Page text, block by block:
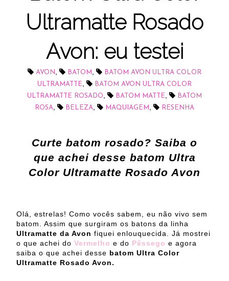
Ultramatte Rosado
Avon: eu testei
AVON, BATOM ,
BATOM AVON ULTRA COLOR
ULTRAMATTE,
BATOM AVON ULTRA COLOR
ULTRAMATTE ROSADO, BATOM MATTE,
BATOM
ROSA, BELEZA, MAQUIAGEM , RESENHA
Curte batom rosado? Saiba o
que achei desse batom Ultra
Color Ultramatte Rosado Avon
Olá, estrelas! Como vocês sabem, eu não vivo sem
batom. Assim que surgiram os batons da linha
Ultramatte da Avon fiquei enlouquecida. Já mostrei
o que achei do Vermelho e do Pêssego e agora
saiba o que achei desse batom Ultra Color
Ultramatte Rosado Avon.